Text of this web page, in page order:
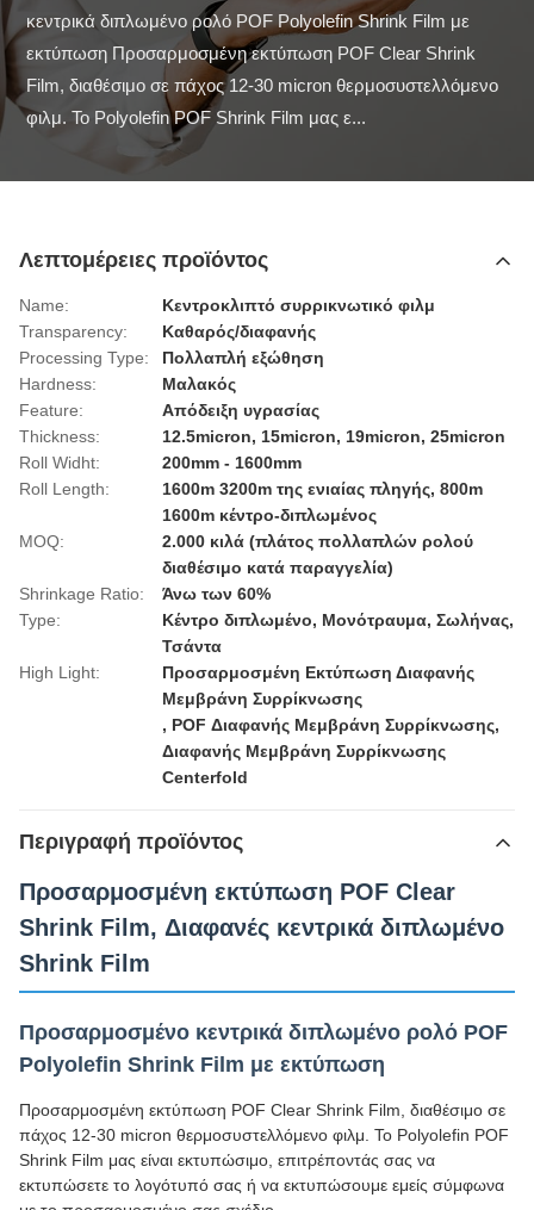
κεντρικά διπλωμένο ρολό POF Polyolefin Shrink Film με
εκτύπωση Προσαρμοσμένη εκτύπωση POF Clear Shrink
Film, διαθέσιμο σε πάχος 12-30 micron θερμοσυστελλόμενο
φιλμ. Το Polyolefin POF Shrink Film μας ε...
Λεπτομέρειες προϊόντος
Name:
Κεντροκλιπτό συρρικνωτικό φιλμ
Transparency:
Καθαρός/διαφανής
Processing Type:
Πολλαπλή εξώθηση
Hardness:
Μαλακός
Feature:
Απόδειξη υγρασίας
Thickness:
12.5micron, 15micron, 19micron, 25micron
Roll Widht:
200mm - 1600mm
Roll Length:
1600m 3200m της ενιαίας πληγής, 800m
1600m κέντρο-διπλωμένος
MOQ:
2.000 κιλά (πλάτος πολλαπλών ρολού
διαθέσιμο κατά παραγγελία)
Shrinkage Ratio:
Άνω των 60%
Type:
Κέντρο διπλωμένο, Μονότραυμα, Σωλήνας,
Τσάντα
High Light:
Προσαρμοσμένη Εκτύπωση Διαφανής
Μεμβράνη Συρρίκνωσης
, POF Διαφανής Μεμβράνη Συρρίκνωσης,
Διαφανής Μεμβράνη Συρρίκνωσης
Centerfold
Περιγραφή προϊόντος
Προσαρμοσμένη εκτύπωση POF Clear
Shrink Film, Διαφανές κεντρικά διπλωμένο
Shrink Film
Προσαρμοσμένο κεντρικά διπλωμένο ρολό POF
Polyolefin Shrink Film με εκτύπωση
Προσαρμοσμένη εκτύπωση POF Clear Shrink Film, διαθέσιμο σε
πάχος 12-30 micron θερμοσυστελλόμενο φιλμ. Το Polyolefin POF
Shrink Film μας είναι εκτυπώσιμο, επιτρέποντάς σας να
εκτυπώσετε το λογότυπό σας ή να εκτυπώσουμε εμείς σύμφωνα